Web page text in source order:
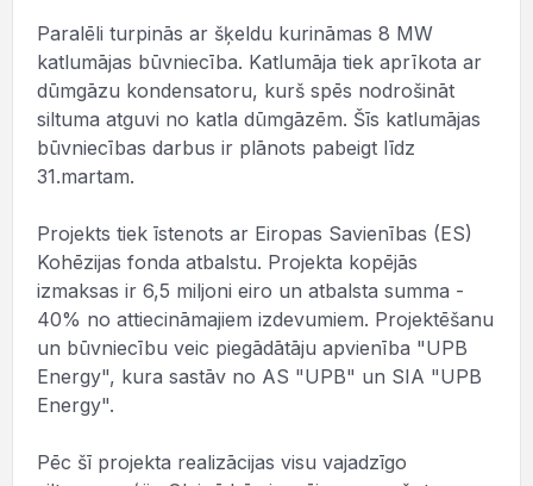
Paralēli turpinās ar šķeldu kurināmas 8 MW
katlumājas būvniecība. Katlumāja tiek aprīkota ar
dūmgāzu kondensatoru, kurš spēs nodrošināt
siltuma atguvi no katla dūmgāzēm. Šīs katlumājas
būvniecības darbus ir plānots pabeigt līdz
31.martam.
Projekts tiek īstenots ar Eiropas Savienības (ES)
Kohēzijas fonda atbalstu. Projekta kopējās
izmaksas ir 6,5 miljoni eiro un atbalsta summa -
40% no attiecināmajiem izdevumiem. Projektēšanu
un būvniecību veic piegādātāju apvienība "UPB
Energy", kura sastāv no AS "UPB" un SIA "UPB
Energy".
Pēc šī projekta realizācijas visu vajadzīgo